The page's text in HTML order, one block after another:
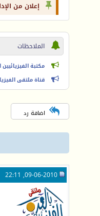
إعلان من
الملاحظات
مكتبة
قناة ملتقى
اضافة رد